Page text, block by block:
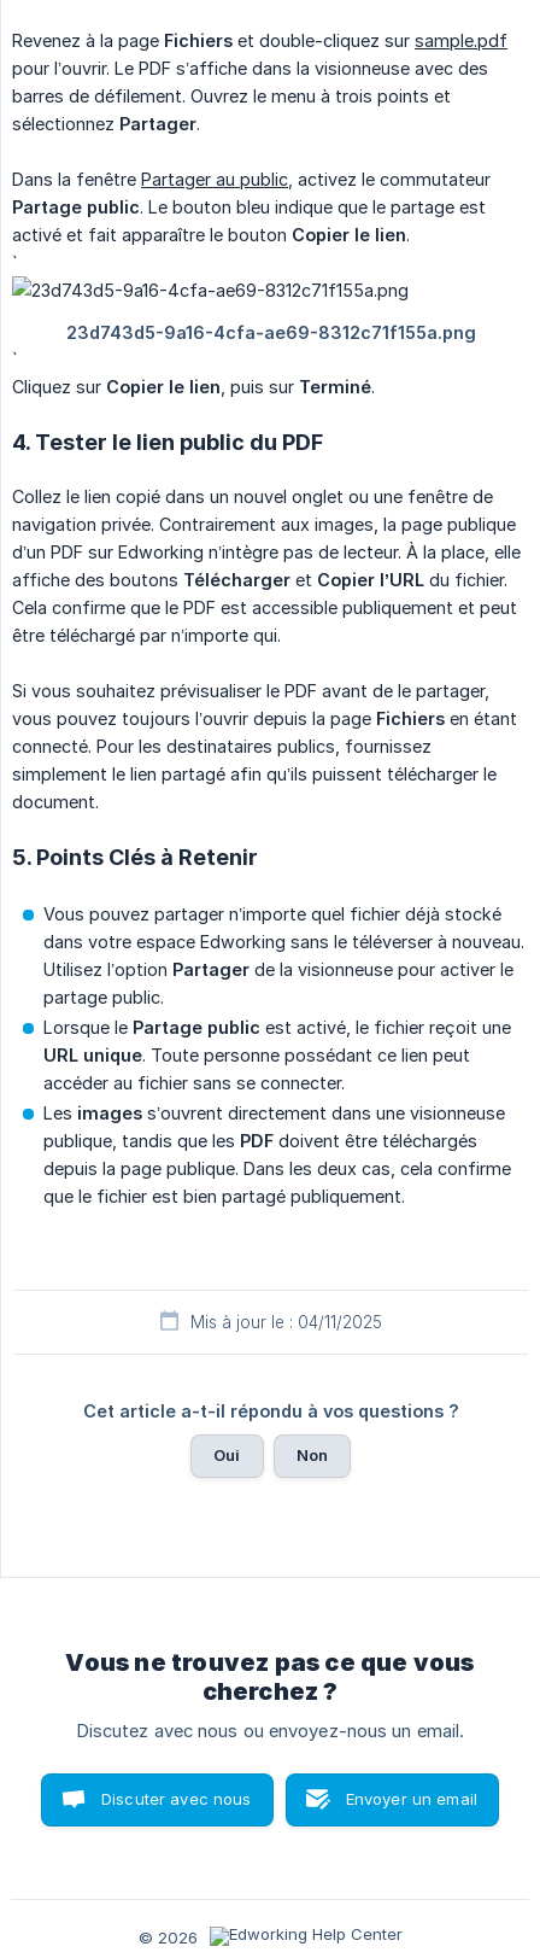
Revenez à la page Fichiers et double-cliquez sur sample.pdf
pour l’ouvrir. Le PDF s’affiche dans la visionneuse avec des
barres de défilement. Ouvrez le menu à trois points et
sélectionnez Partager.
Dans la fenêtre Partager au public , activez le commutateur
Partage public. Le bouton bleu indique que le partage est
activé et fait apparaître le bouton Copier le lien.
`
`
Cliquez sur Copier le lien , puis sur Terminé.
4. Tester le lien public du PDF
Collez le lien copié dans un nouvel onglet ou une fenêtre de
navigation privée. Contrairement aux images, la page publique
d’un PDF sur Edworking n’intègre pas de lecteur. À la place, elle
affiche des boutons Télécharger et Copier l’URL du fichier.
Cela confirme que le PDF est accessible publiquement et peut
être téléchargé par n’importe qui.
Si vous souhaitez prévisualiser le PDF avant de le partager,
vous pouvez toujours l’ouvrir depuis la page Fichiers en étant
connecté. Pour les destinataires publics, fournissez
simplement le lien partagé afin qu’ils puissent télécharger le
document.
5. Points Clés à Retenir
Vous pouvez partager n’importe quel fichier déjà stocké
dans votre espace Edworking sans le téléverser à nouveau.
Utilisez l’option Partager de la visionneuse pour activer le
partage public.
Lorsque le Partage public est activé, le fichier reçoit une
URL unique. Toute personne possédant ce lien peut
accéder au fichier sans se connecter.
Les images s’ouvrent directement dans une visionneuse
publique, tandis que les PDF doivent être téléchargés
depuis la page publique. Dans les deux cas, cela confirme
que le fichier est bien partagé publiquement.
Mis à jour le : 04/11/2025
Cet article a-t-il répondu à vos questions ?
Oui Non
Vous ne trouvez pas ce que vous
cherchez ?
Discutez avec nous ou envoyez-nous un email.
Discuter avec nous Envoyer un email
© 2026